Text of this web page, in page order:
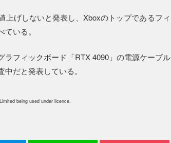
げしないと発表し、Xboxのトップであるフィ
いる。
フィックボード「RTX 4090」の電源ケーブル
だと発表している。
being used under licence.